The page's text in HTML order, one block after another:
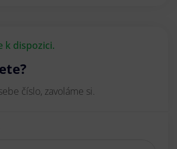
k dispozici.
číslo, zavoláme si.